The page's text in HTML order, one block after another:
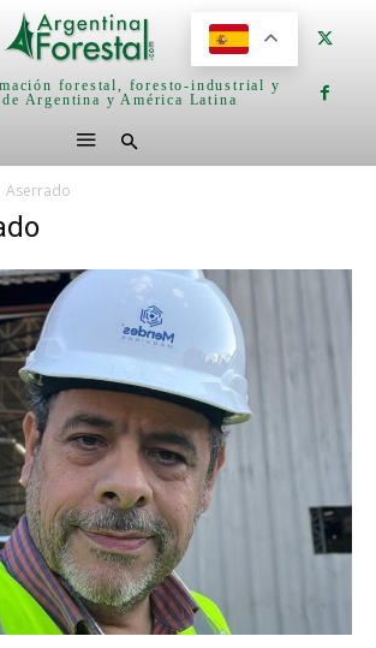
forestal, foresto-industrial y
Argentina y América Latina
Aserrado